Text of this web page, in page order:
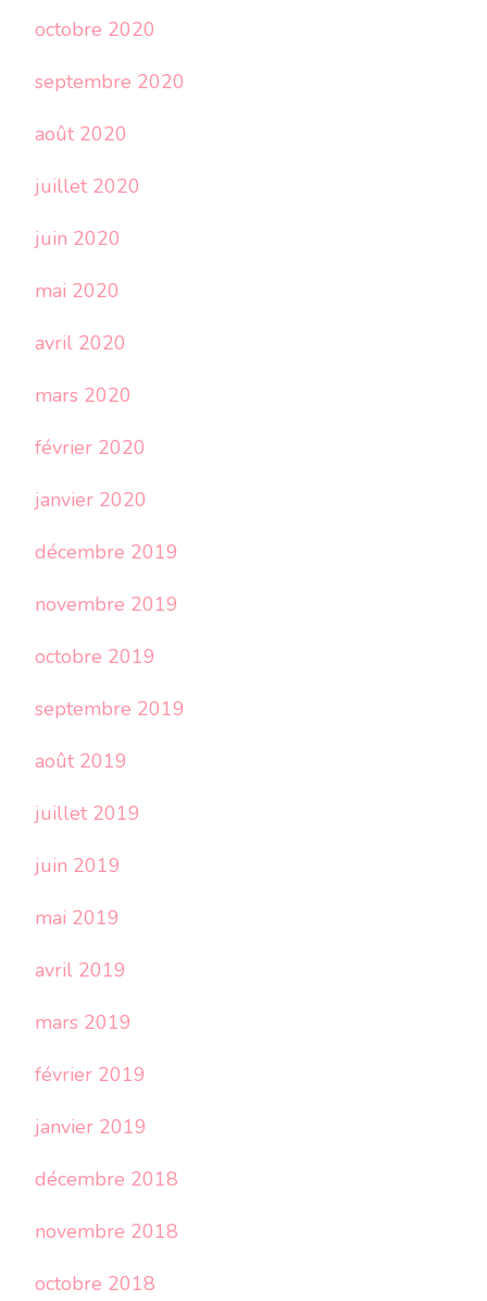
octobre 2020
septembre 2020
août 2020
juillet 2020
juin 2020
mai 2020
avril 2020
mars 2020
février 2020
janvier 2020
décembre 2019
novembre 2019
octobre 2019
septembre 2019
août 2019
juillet 2019
juin 2019
mai 2019
avril 2019
mars 2019
février 2019
janvier 2019
décembre 2018
novembre 2018
octobre 2018